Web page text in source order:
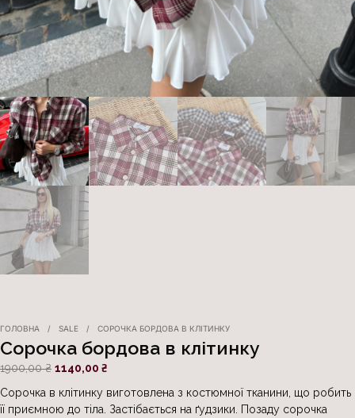
ГОЛОВНА / SALE / СОРОЧКА БОРДОВА В КЛІТИНКУ
Сорочка бордова в клітинку
1900,00₴ 1140,00 ₴
Сорочка в клітинку виготовлена з костюмної тканини, що робить
її приємною до тіла. Застібається на ґудзики. Позаду сорочка